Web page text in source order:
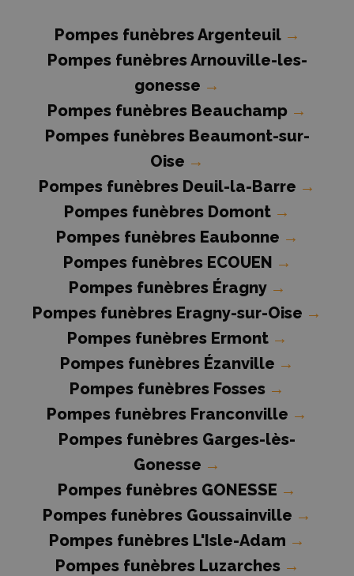
Pompes funèbres Argenteuil →
Pompes funèbres Arnouville-les-
gonesse →
Pompes funèbres Beauchamp →
Pompes funèbres Beaumont-sur-
Oise →
Pompes funèbres Deuil-la-Barre →
Pompes funèbres Domont →
Pompes funèbres Eaubonne →
Pompes funèbres ECOUEN →
Pompes funèbres Éragny →
Pompes funèbres Eragny-sur-Oise →
Pompes funèbres Ermont →
Pompes funèbres Ézanville →
Pompes funèbres Fosses →
Pompes funèbres Franconville →
Pompes funèbres Garges-lès-
Gonesse →
Pompes funèbres GONESSE →
Pompes funèbres Goussainville →
Pompes funèbres L'Isle-Adam →
Pompes funèbres Luzarches →